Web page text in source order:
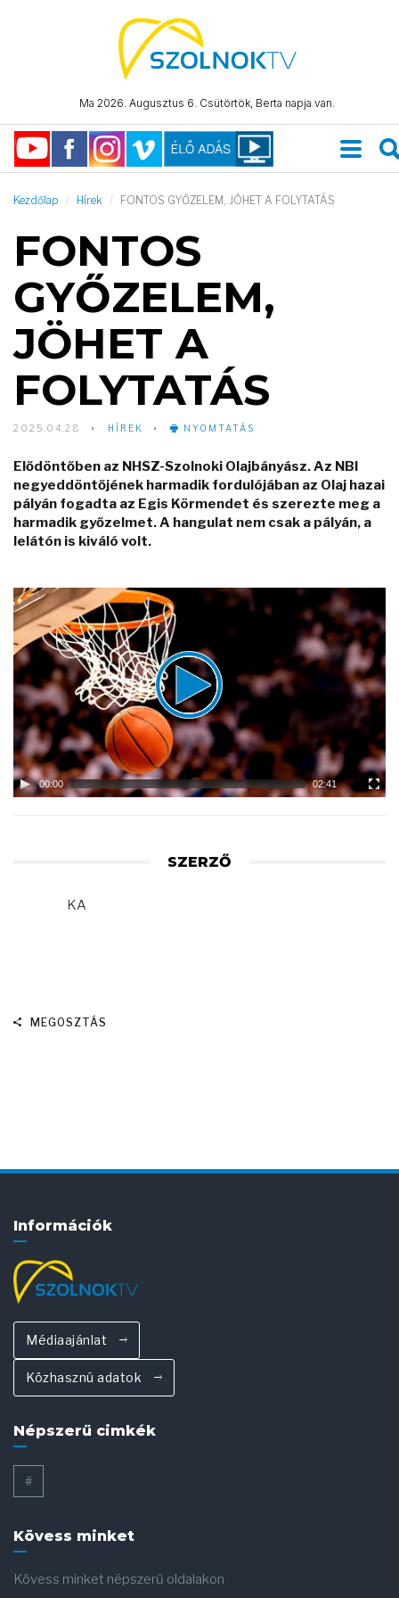
Ma 2026. Augusztus 6. Csütörtök, Berta napja van.
Kezdőlap Hírek FONTOS GYŐZELEM, JÖHET A FOLYTATÁS
FONTOS
GYŐZELEM,
JÖHET A
FOLYTATÁS
2025.04.28 HÍREK NYOMTATÁS
Elődöntőben az NHSZ-Szolnoki Olajbányász. Az NBI
negyeddöntőjének harmadik fordulójában az Olaj hazai
pályán fogadta az Egis Körmendet és szerezte meg a
harmadik győzelmet. A hangulat nem csak a pályán, a
lelátón is kiváló volt.
Video
Player
00:00 02:41
SZERZŐ
KA
MEGOSZTÁS
Információk
Médiaajánlat
Közhasznú adatok
Népszerű cimkék
#
Kövess minket
Kövess minket népszerű oldalakon